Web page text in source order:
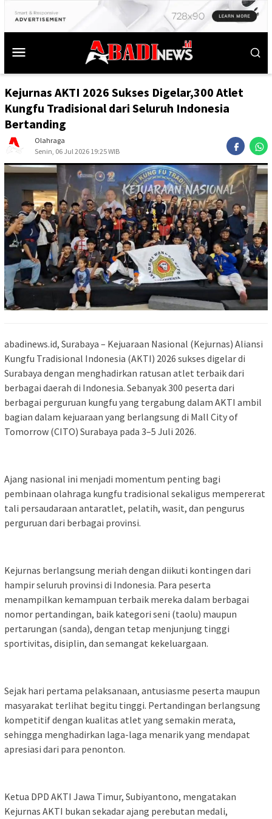
Kejurnas AKTI 2026 Sukses Digelar,300 Atlet
Kungfu Tradisional dari Seluruh Indonesia
Bertanding
Olahraga
Senin, 06 Jul 2026 19:25 WIB
abadinews.id, Surabaya – Kejuaraan Nasional (Kejurnas) Aliansi
Kungfu Tradisional Indonesia (AKTI) 2026 sukses digelar di
Surabaya dengan menghadirkan ratusan atlet terbaik dari
berbagai daerah di Indonesia. Sebanyak 300 peserta dari
berbagai perguruan kungfu yang tergabung dalam AKTI ambil
bagian dalam kejuaraan yang berlangsung di Mall City of
Tomorrow (CITO) Surabaya pada 3–5 Juli 2026.
Ajang nasional ini menjadi momentum penting bagi
pembinaan olahraga kungfu tradisional sekaligus mempererat
tali persaudaraan antaratlet, pelatih, wasit, dan pengurus
perguruan dari berbagai provinsi.
Kejurnas berlangsung meriah dengan diikuti kontingen dari
hampir seluruh provinsi di Indonesia. Para peserta
menampilkan kemampuan terbaik mereka dalam berbagai
nomor pertandingan, baik kategori seni (taolu) maupun
pertarungan (sanda), dengan tetap menjunjung tinggi
sportivitas, disiplin, dan semangat kekeluargaan.
Sejak hari pertama pelaksanaan, antusiasme peserta maupun
masyarakat terlihat begitu tinggi. Pertandingan berlangsung
kompetitif dengan kualitas atlet yang semakin merata,
sehingga menghadirkan laga-laga menarik yang mendapat
apresiasi dari para penonton.
Ketua DPD AKTI Jawa Timur, Subiyantono, mengatakan
Kejurnas AKTI bukan sekadar ajang perebutan medali,